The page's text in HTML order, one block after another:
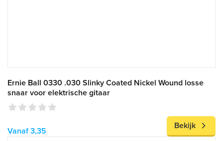
Ernie Ball 0330 .030 Slinky Coated Nickel Wound losse
snaar voor elektrische gitaar
Vanaf 3,35
Bekijk